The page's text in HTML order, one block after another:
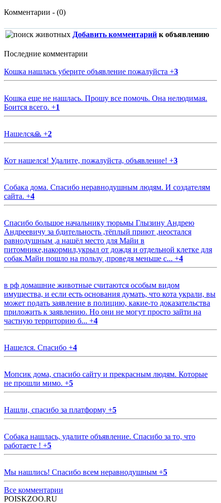
Комментарии - (0)
Добавить комментарий к объявлению
Последние комментарии
Кошка нашлась уберите объявление пожалуйста +3
Кошка еще не нашлась. Прошу все помочь. Она нелюдимая.
Боится всего. +1
Нашелся🙏 +2
Кот нашелся! Удалите, пожалуйста, объявление! +3
Собака дома. Спасибо неравнодушным людям. И создателям
сайта. +4
Спасибо большое начальнику тюрьмы Глызину Андрею
Андреевичу за бдительность ,тёплый приют ,неостался
равнодушным ,а нашёл место для Майи в
питомнике,накормил,укрыл от дождя и отдельной клетке для
собак.Майи пошло на пользу ,проведя меньше с... +4
в рф домашние животные считаются особым видом
имущества, и если есть основания думать, что кота украли, вы
может подать заявление в полицию, какие-то доказательства
приложить к заявлению. Но они не могут просто зайти на
частную территорию б... +4
Нашелся. Спасибо +4
Мопсик дома, спасибо сайту и прекрасным людям. Которые
не прошли мимо. +5
Нашли, спасибо за платформу +5
Собака нашлась, удалите объявление. Спасибо за то, что
работаете ! +5
Мы нашлись! Спасибо всем неравнодушным +5
Все комментарии
POISKZOO.RU